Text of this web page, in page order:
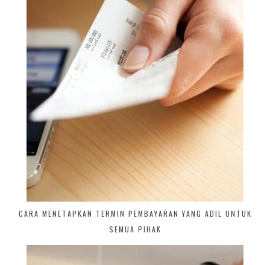
CARA MENETAPKAN TERMIN PEMBAYARAN YANG ADIL UNTUK
SEMUA PIHAK